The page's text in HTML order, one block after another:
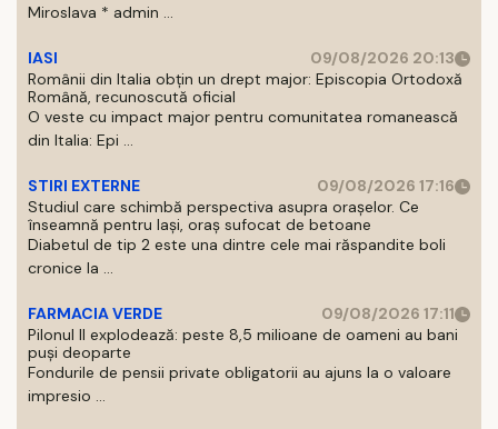
Miroslava * admin ...
IASI
09/08/2026 20:13
Românii din Italia obțin un drept major: Episcopia Ortodoxă
Română, recunoscută oficial
O veste cu impact major pentru comunitatea romanească
din Italia: Epi ...
STIRI EXTERNE
09/08/2026 17:16
Studiul care schimbă perspectiva asupra orașelor. Ce
înseamnă pentru Iași, oraș sufocat de betoane
Diabetul de tip 2 este una dintre cele mai răspandite boli
cronice la ...
FARMACIA VERDE
09/08/2026 17:11
Pilonul II explodează: peste 8,5 milioane de oameni au bani
puși deoparte
Fondurile de pensii private obligatorii au ajuns la o valoare
impresio ...